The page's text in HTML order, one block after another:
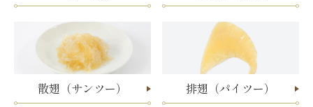
散翅（サンツー） 排翅（パイツー）